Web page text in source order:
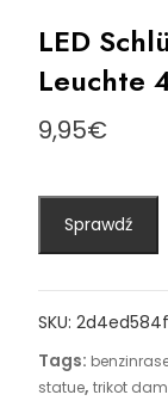
LED
Leuchte
9,95€
Sprawdź
SKU:
Tags:
statue, trikot